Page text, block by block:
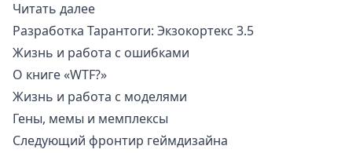
Читать далее
Разработка Тарантоги: Экзокортекс 3.5
Жизнь и работа с ошибками
О книге «WTF?»
Жизнь и работа с моделями
Гены, мемы и мемплексы
Следующий фронтир геймдизайна